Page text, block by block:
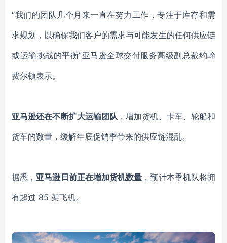
“我们的团队几个月来一直在努力工作，专注于库存和需
求规划，以确保我们客户的需求与可能发生的任何供应链
或运输挑战的平衡”亚马逊全球交付服务高级副总裁约翰
费尔顿表示。
亚马逊还在不断扩大运输团队 ，增加货机、卡车、轮船和
货车的数量，缓解年底促销季带来的供应链混乱。
据悉，亚马逊日前正在增加货机数量 ，预计本季机队将拥
有超过 85 架飞机。